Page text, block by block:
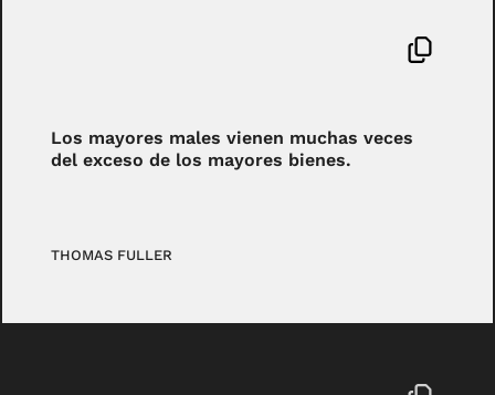
Los mayores males vienen muchas veces
del exceso de los mayores bienes.
THOMAS FULLER